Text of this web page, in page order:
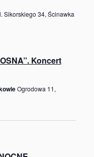
Sikorskiego 34, Ścinawka
Koncert
Ogrodowa 11,